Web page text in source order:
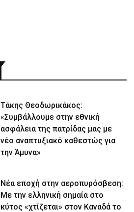
Τάκης Θεοδωρικάκος:
«Συμβάλλουμε στην εθνική
ασφάλεια της πατρίδας μας με
νέο αναπτυξιακό καθεστώς για
την Άμυνα»
Νέα εποχή στην αεροπυρόσβεση:
Με την ελληνική σημαία στο
κύτος «χτίζεται» στον Καναδά το